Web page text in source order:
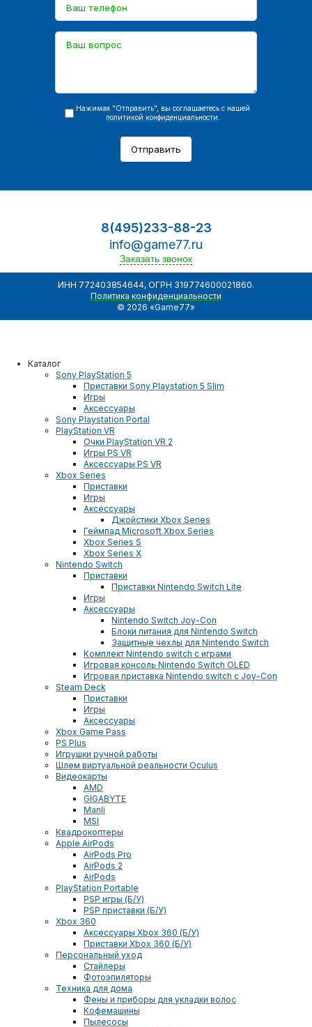
Нажимая "Отправить", вы соглашаетесь с нашей
политикой конфиденциальности
Отправить
8(495)233-88-23
info@game77.ru
Заказать звонок
ИНН 772403854644, ОГРН 319774600021860.
Политика конфиденциальности
© 2026 «Game77»
Каталог
Sony PlayStation 5
Приставки Sony Playstation 5 Slim
Игры
Аксессуары
Sony Playstation Portal
PlayStation VR
Очки PlayStation VR 2
Игры PS VR
Аксессуары PS VR
Xbox Series
Приставки
Игры
Аксессуары
Джойстики Xbox Series
Геймпад Microsoft Xbox Series
Xbox Series S
Xbox Series X
Nintendo Switch
Приставки
Приставки Nintendo Switch Lite
Игры
Аксессуары
Nintendo Switch Joy-Con
Блоки питания для Nintendo Switch
Защитные чехлы для Nintendo Switch
Комплект Nintendo switch с играми
Игровая консоль Nintendo Switch OLED
Игровая приставка Nintendo switch с Joy-Con
Steam Deck
Приставки
Игры
Аксессуары
Xbox Game Pass
PS Plus
Игрушки ручной работы
Шлем виртуальной реальности Oculus
Видеокарты
AMD
GIGABYTE
Manli
MSI
Квадрокоптеры
Apple AirPods
AirPods Pro
AirPods 2
AirPods
PlayStation Portable
PSP игры (Б/У)
PSP приставки (Б/У)
Xbox 360
Аксессуары Xbox 360 (Б/У)
Приставки Xbox 360 (Б/У)
Персональный уход
Стайлеры
Фотоэпиляторы
Техника для дома
Фены и приборы для укладки волос
Кофемашины
Пылесосы